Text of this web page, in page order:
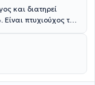
και διατηρεί
πτυχιούχος του
οστεοπόρωση, στα
των
στα νοσήματα του